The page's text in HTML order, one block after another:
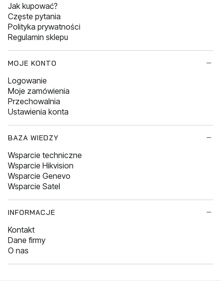
Jak kupować?
Częste pytania
Polityka prywatności
Regulamin sklepu
MOJE KONTO
Logowanie
Moje zamówienia
Przechowalnia
Ustawienia konta
BAZA WIEDZY
Wsparcie techniczne
Wsparcie Hikvision
Wsparcie Genevo
Wsparcie Satel
INFORMACJE
Kontakt
Dane firmy
O nas